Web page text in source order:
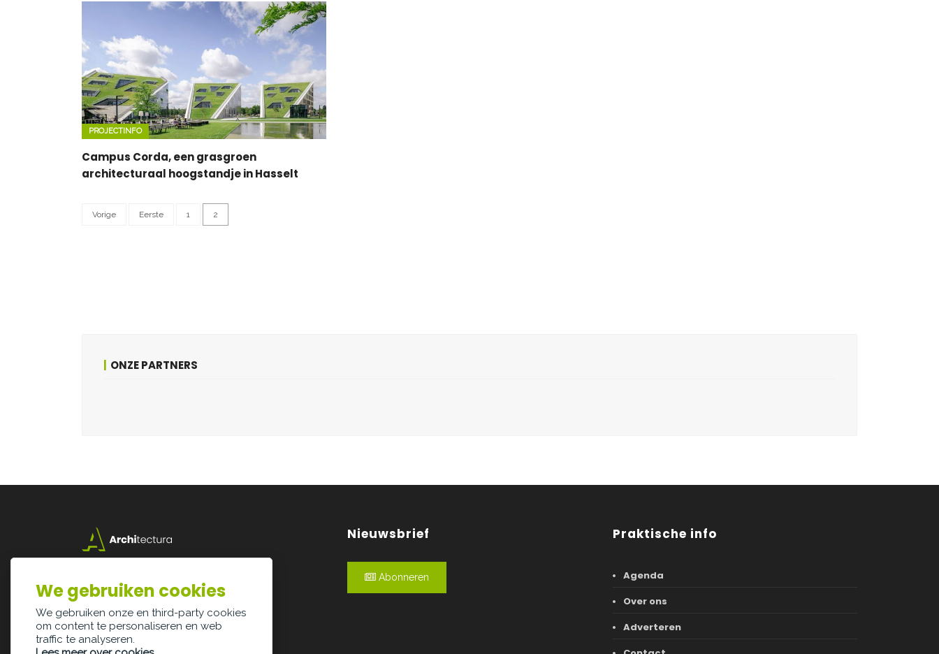
PROJECTINFO
Campus Corda, een grasgroen
architecturaal hoogstandje in Hasselt
Vorige Eerste 1 2
ONZE PARTNERS
3500 Hasselt
info@architectura.be
Nieuwsbrief
Abonneren
Praktische info
Agenda
Over ons
Adverteren
We gebruiken cookies
We gebruiken onze en third-party cookies
om content te personaliseren en web
traffic te analyseren.